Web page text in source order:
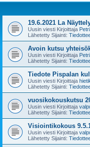
19.6.2021 La
Uusin viesti Kirjoittaja
Lähetetty Sijainti:
Avoin kutsu
Uusin viesti Kirjoittaja
Lähetetty Sijainti:
Tiedote Pispalan
Uusin viesti Kirjoittaja
Lähetetty Sijainti:
vuosikokouskutsu
Uusin viesti Kirjoittaja
Lähetetty Sijainti:
Visiointikokous
Uusin viesti Kirjoittaja
Lähetetty Sijainti: